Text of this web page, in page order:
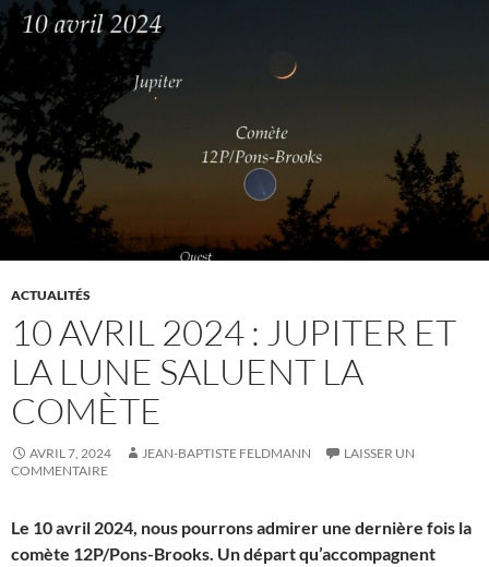
ACTUALITÉS
10 AVRIL 2024 : JUPITER ET
LA LUNE SALUENT LA
COMÈTE
AVRIL 7, 2024 JEAN-BAPTISTE FELDMANN
LAISSER UN
COMMENTAIRE
Le 10 avril 2024, nous pourrons admirer une dernière fois la
comète 12P/Pons-Brooks. Un départ qu’accompagnent